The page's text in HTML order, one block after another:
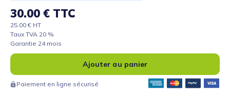
30.00 € TTC
25.00 € HT
Taux TVA 20 %
Garantie 24 mois
Ajouter au panier
Paiement en ligne sécurisé